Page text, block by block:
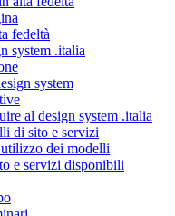
fedeltà
system .italia
system
al design system .italia
di sito e servizi
dei modelli
e servizi disponibili